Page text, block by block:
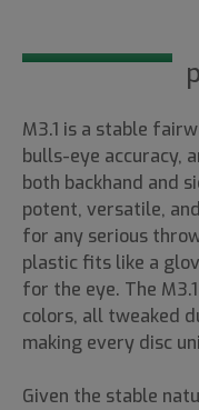
M3.1 is a stable
bulls-eye accuracy,
both backhand and
potent, versatile,
for any serious
plastic fits like a
for the eye. The
colors, all tweaked
making every disc
Given the stable